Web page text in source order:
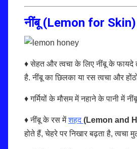
नींबू (Lemon for Skin)
♦ सेहत और त्वचा के लिए नींबू के फायदे
है. नींबू का छिलका या रस त्वचा और
♦ गर्मियों के मौसम में नहाने के पानी में
♦ नींबू के रस मेंशहद(Lemon and
होते हैं, चेहरे पर निखार बढ़ता है, त्वचा